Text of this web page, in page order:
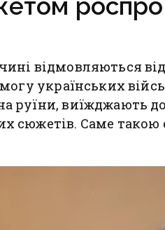
відмовляються
українських
руїни, виїжджають до
сюжетів. Саме такою